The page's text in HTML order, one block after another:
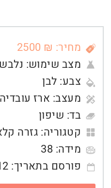
מחיר: ₪ 2500
מצב שימוש:
צבע: לבן
מעצב: ארז עובדיה
בד: שיפון
קטגוריה: גזרה
מידה: 38
פורסם בתאריך: